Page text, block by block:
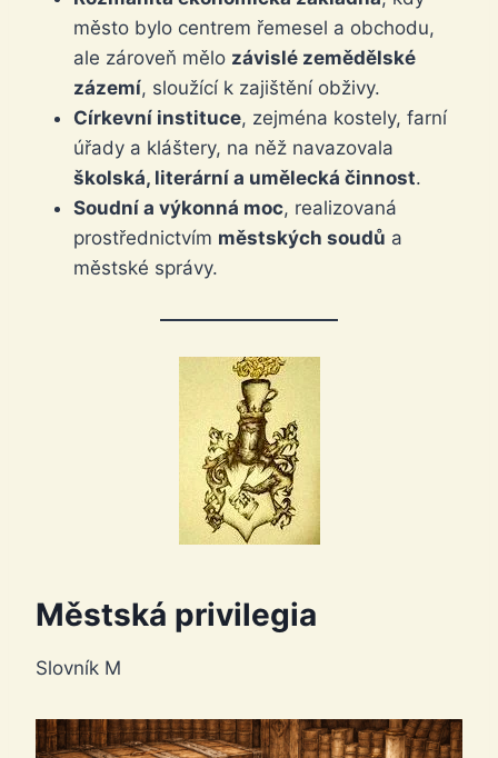
město bylo centrem řemesel a obchodu,
ale zároveň mělo závislé zemědělské
zázemí, sloužící k zajištění obživy.
Církevní instituce, zejména kostely, farní
úřady a kláštery, na něž navazovala
školská, literární a umělecká činnost.
Soudní a výkonná moc, realizovaná
prostřednictvím městských soudů a
městské správy.
Městská privilegia
Slovník M